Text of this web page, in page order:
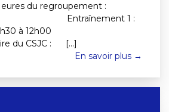
du regroupement :
Entraînement 1 :
à 12h00
du CSJC : [...]
En savoir plus →